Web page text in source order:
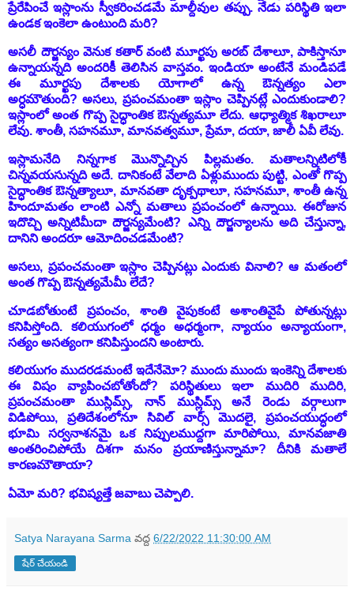
ప్రేరేపించే ఇస్లాంను స్వీకరించడమే మాల్దీవుల తప్పు. నేడు పరిస్థితి ఇలా
ఉండక ఇంకెలా ఉంటుంది మరి?
అసలీ దౌర్జన్యం వెనుక కతార్ వంటి మూర్ఖపు అరబ్ దేశాలూ, పాకిస్తానూ
ఉన్నాయన్నది అందరికీ తెలిసిన వాస్తవం. ఇండియా అంటేనే మండిపడే
ఈ మూర్ఖపు దేశాలకు యోగాలో ఉన్న ఔన్నత్యం ఎలా
అర్ధమౌతుంది?అసలు, ప్రపంచమంతా ఇస్లాం చెప్పినట్లే ఎందుకుండాలి?
ఇస్లాంలో అంత గొప్ప సైద్ధాంతిక ఔన్నత్యమూ లేదు. ఆధ్యాత్మిక శిఖరాలూ
లేవు. శాంతీ, సహనమూ, మానవత్వమూ, ప్రేమా, దయా, జాలీ ఏవీ లేవు.
ఇస్లామనేది నిన్నగాక మొన్నొచ్చిన పిల్లమతం. మతాలన్నిటిలోకీ
చిన్నవయసున్నది అదే. దానికంటే వేలాది ఏళ్లుముందు పుట్టి, ఎంతో గొప్ప
సైద్ధాంతిక ఔన్నత్యాలూ, మానవతా దృక్పథాలూ, సహనమూ, శాంతీ ఉన్న
హిందూమతం లాంటి ఎన్నో మతాలు ప్రపంచంలో ఉన్నాయి. ఈరోజున
ఇదొచ్చి అన్నిటిమీదా దౌర్జన్యమేంటి? ఎన్ని దౌర్జన్యాలను అది చేస్తున్నా,
దానిని అందరూ ఆమోదించడమేంటి?
అసలు, ప్రపంచమంతా ఇస్లాం చెప్పినట్లు ఎందుకు వినాలి? ఆ మతంలో
అంత గొప్ప ఔన్నత్యమేమీ లేదే?
చూడబోతుంటే ప్రపంచం, శాంతి వైపుకంటే అశాంతివైపే పోతున్నట్లు
కనిపిస్తోంది. కలియుగంలో ధర్మం అధర్మంగా, న్యాయం అన్యాయంగా,
సత్యం అసత్యంగా కనిపిస్తుందని అంటారు.
కలియుగం ముదరడమంటే ఇదేనేమో? ముందు ముందు ఇంకెన్ని దేశాలకు
ఈ విషం వ్యాపించబోతోందో? పరిస్థితులు ఇలా ముదిరి ముదిరి,
ప్రపంచమంతా ముస్లిమ్స్, నాన్ ముస్లిమ్స్ అనే రెండు వర్గాలుగా
విడిపోయి, ప్రతిదేశంలోనూ సివిల్ వార్స్ మొదలై, ప్రపంచయుద్ధంలో
భూమి సర్వనాశనమై ఒక నిప్పులముద్దగా మారిపోయి, మానవజాతి
అంతరించిపోయే దిశగా మనం ప్రయాణిస్తున్నామా? దీనికి మతాలే
కారణమౌతాయా?
ఏమో మరి? భవిష్యత్తే జవాబు చెప్పాలి.
Satya Narayana Sarma వద్ద 6/22/2022 11:30:00 AM
షేర్ చేయండి